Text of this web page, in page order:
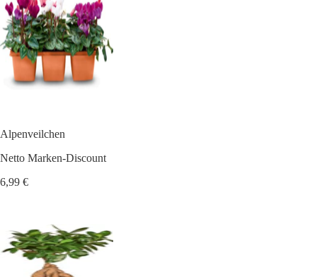
Alpenveilchen
Netto Marken-Discount
6,99 €